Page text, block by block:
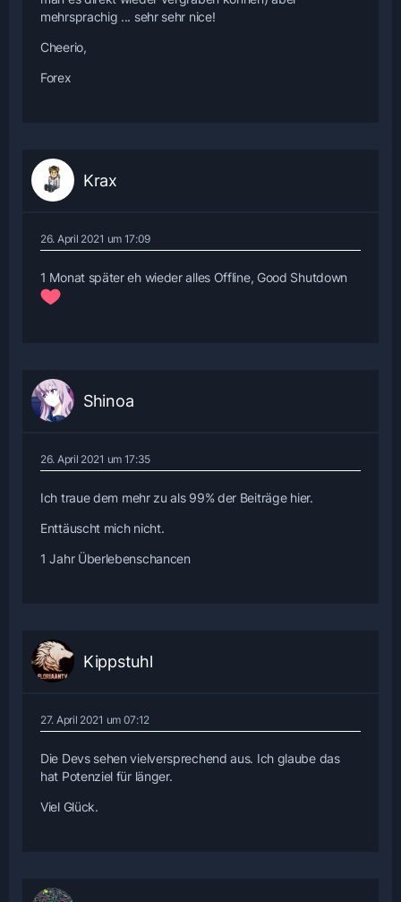
mehrsprachig ... sehr sehr nice!
Cheerio,
Forex
Krax
26. April 2021 um 17:09
1 Monat später eh wieder alles Offline, Good Shutdown
Shinoa
26. April 2021 um 17:35
Ich traue dem mehr zu als 99% der Beiträge hier.
Enttäuscht mich nicht.
1 Jahr Überlebenschancen
Kippstuhl
27. April 2021 um 07:12
Die Devs sehen vielversprechend aus. Ich glaube das
hat Potenziel für länger.
Viel Glück.